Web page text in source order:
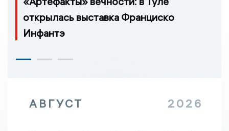
открылась выставка Франциско
Инфантэ
АВГУСТ 2026